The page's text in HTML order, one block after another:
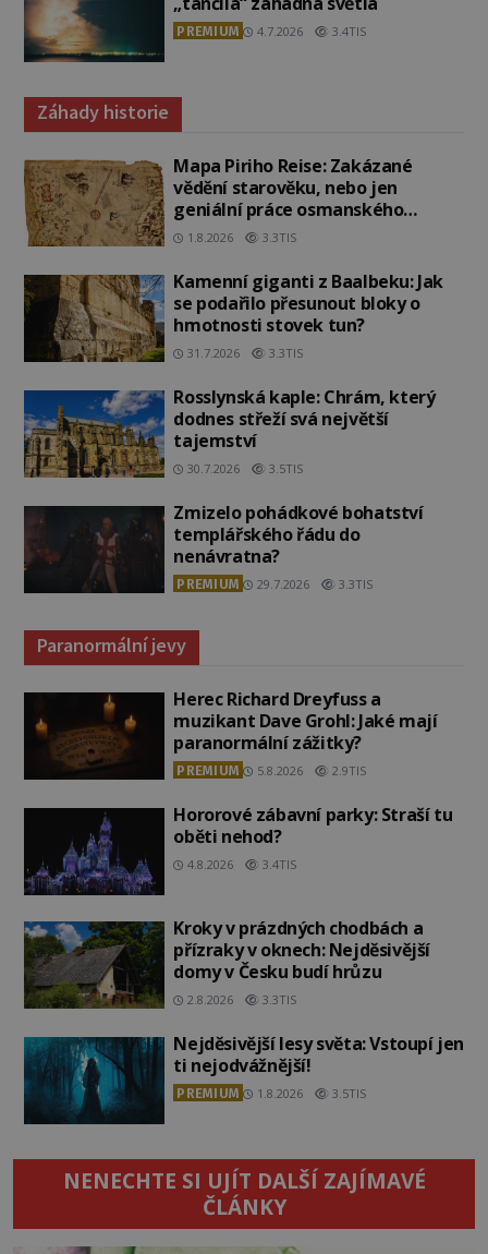
PREMIUM 4.7.2026 3.4TIS
Záhady historie
Mapa Piriho Reise: Zakázané
vědění starověku, nebo jen
geniální práce osmanského
admirála?
1.8.2026 3.3TIS
Kamenní giganti z Baalbeku: Jak
se podařilo přesunout bloky o
hmotnosti stovek tun?
31.7.2026 3.3TIS
Rosslynská kaple: Chrám, který
dodnes střeží svá největší
tajemství
30.7.2026 3.5TIS
Zmizelo pohádkové bohatství
templářského řádu do
nenávratna?
PREMIUM 29.7.2026 3.3TIS
Paranormální jevy
Herec Richard Dreyfuss a
muzikant Dave Grohl: Jaké mají
paranormální zážitky?
PREMIUM 5.8.2026 2.9TIS
Hororové zábavní parky: Straší tu
oběti nehod?
4.8.2026 3.4TIS
Kroky v prázdných chodbách a
přízraky v oknech: Nejděsivější
domy v Česku budí hrůzu
2.8.2026 3.3TIS
Nejděsivější lesy světa: Vstoupí jen
ti nejodvážnější!
PREMIUM 1.8.2026 3.5TIS
NENECHTE SI UJÍT DALŠÍ ZAJÍMAVÉ
ČLÁNKY